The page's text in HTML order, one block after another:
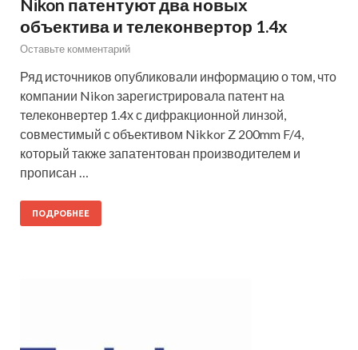
Nikon патентуют два новых
объектива и телеконвертор 1.4х
Оставьте комментарий
Ряд источников опубликовали информацию о том, что
компании Nikon зарегистрировала патент на
телеконвертер 1.4х с дифракционной линзой,
совместимый с объективом Nikkor Z 200mm F/4,
который также запатентован производителем и
прописан …
ПОДРОБНЕЕ